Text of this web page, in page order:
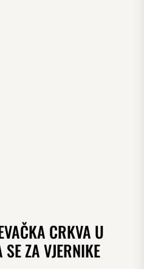
CRKVA U
ZA VJERNIKE